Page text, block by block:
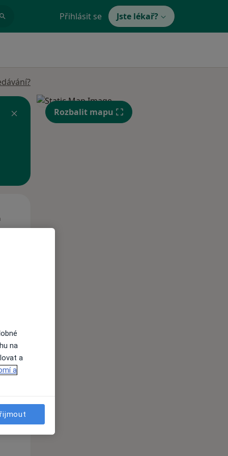
Přihlásit se Jste lékař?
12 Srpen
Rozbalit mapu
na
a
a